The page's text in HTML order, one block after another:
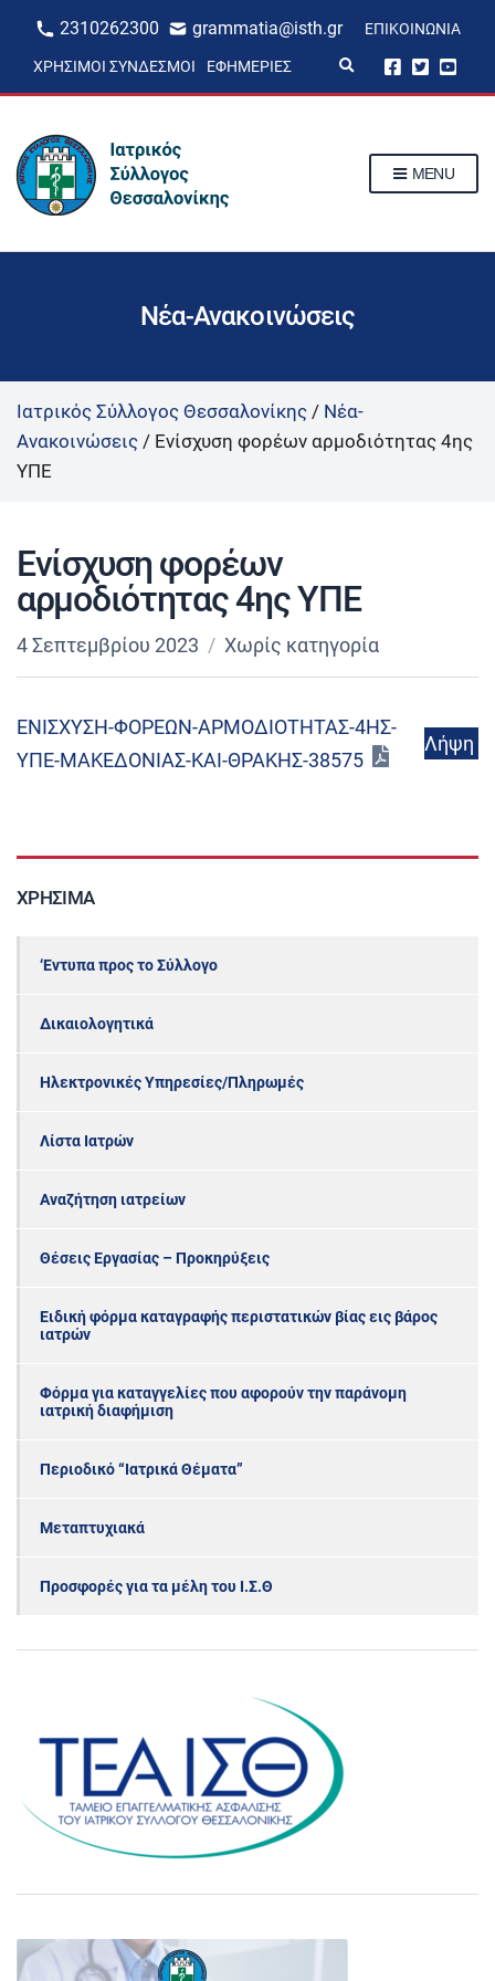
2310262300 grammatia@isth.gr ΕΠΙΚΟΙΝΩΝΊΑ
ΧΡΉΣΙΜΟΙ ΣΎΝΔΕΣΜΟΙ ΕΦΗΜΕΡΊΕΣ
p
m
MENU
Νέα-Ανακοινώσεις
Ιατρικός Σύλλογος Θεσσαλονίκης / Νέα-
Ανακοινώσεις / Ενίσχυση φορέων αρμοδιότητας 4ης
ΥΠΕ
Ενίσχυση φορέων
αρμοδιότητας 4ης ΥΠΕ
4 Σεπτεμβρίου 2023 Χωρίς κατηγορία
ΕΝΙΣΧΥΣΗ-ΦΟΡΕΩΝ-ΑΡΜΟΔΙΟΤΗΤΑΣ-4ΗΣ-
ΥΠΕ-ΜΑΚΕΔΟΝΙΑΣ-ΚΑΙ-ΘΡΑΚΗΣ-38575
Λήψη
ΧΡΉΣΙΜΑ
‘Εντυπα προς το Σύλλογο
Δικαιολογητικά
Ηλεκτρονικές Υπηρεσίες/Πληρωμές
Λίστα Ιατρών
Αναζήτηση ιατρείων
Θέσεις Εργασίας – Προκηρύξεις
Ειδική φόρμα καταγραφής περιστατικών βίας εις βάρος
ιατρών
Φόρμα για καταγγελίες που αφορούν την παράνομη
ιατρική διαφήμιση
Περιοδικό “Ιατρικά Θέματα”
Μεταπτυχιακά
Προσφορές για τα μέλη του Ι.Σ.Θ